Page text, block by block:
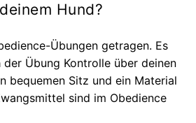
Hund?
Übungen getragen. Es
Übung Kontrolle über deinen
bequemen Sitz und ein Material
sind im Obedience